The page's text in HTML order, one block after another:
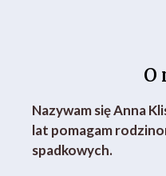
O
Nazywam się Anna
lat pomagam
spadkowych.